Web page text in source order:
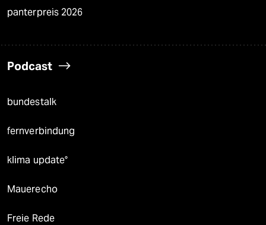
panterpreis 2026
Podcast
bundestalk
fernverbindung
klima update°
Mauerecho
Freie Rede